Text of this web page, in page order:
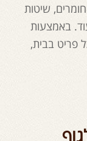
שיטות
באמצעות
פריט בבית,